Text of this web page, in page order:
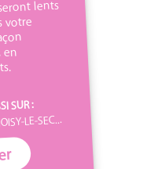
lents
votre
SUR :
LE-SEC...